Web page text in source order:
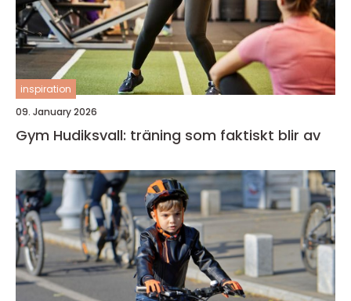
inspiration
09. January 2026
Gym Hudiksvall: träning som faktiskt blir av